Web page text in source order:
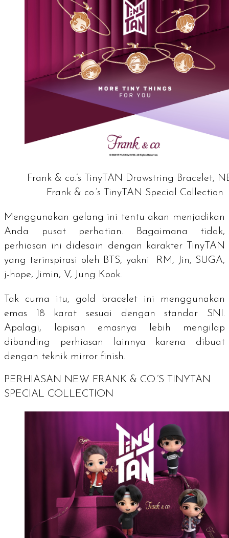
Frank & co.’s TinyTAN Drawstring Bracelet,
Frank & co.’s TinyTAN Special Collection
Menggunakan gelang ini tentu akan menjadikan
Anda pusat perhatian. Bagaimana tidak,
perhiasan ini didesain dengan karakter TinyTAN
yang terinspirasi oleh BTS, yakni RM, Jin, SUGA,
j-hope, Jimin, V, Jung Kook.
Tak cuma itu, gold bracelet ini menggunakan
emas 18 karat sesuai dengan standar SNI.
Apalagi, lapisan emasnya lebih mengilap
dibanding perhiasan lainnya karena dibuat
dengan teknik mirror finish.
PERHIASAN NEW FRANK & CO.’S TINYTAN
SPECIAL COLLECTION